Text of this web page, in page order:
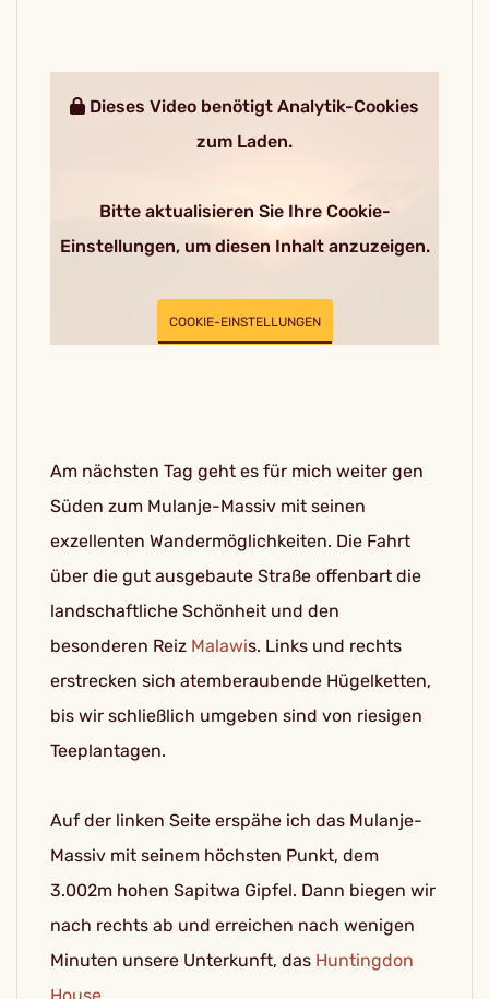
Dieses Video benötigt Analytik-Cookies
zum Laden.
Bitte aktualisieren Sie Ihre Cookie-
Einstellungen, um diesen Inhalt anzuzeigen.
COOKIE-EINSTELLUNGEN
Am nächsten Tag geht es für mich weiter gen
Süden zum Mulanje-Massiv mit seinen
exzellenten Wandermöglichkeiten. Die Fahrt
über die gut ausgebaute Straße offenbart die
landschaftliche Schönheit und den
besonderen Reiz Malawis. Links und rechts
erstrecken sich atemberaubende Hügelketten,
bis wir schließlich umgeben sind von riesigen
Teeplantagen.
Auf der linken Seite erspähe ich das Mulanje-
Massiv mit seinem höchsten Punkt, dem
3.002m hohen Sapitwa Gipfel. Dann biegen wir
nach rechts ab und erreichen nach wenigen
Minuten unsere Unterkunft, das Huntingdon
House